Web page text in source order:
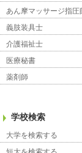
あん摩マッサージ指圧
義肢装具士
介護福祉士
医療秘書
薬剤師
学校検索
大学を検索する